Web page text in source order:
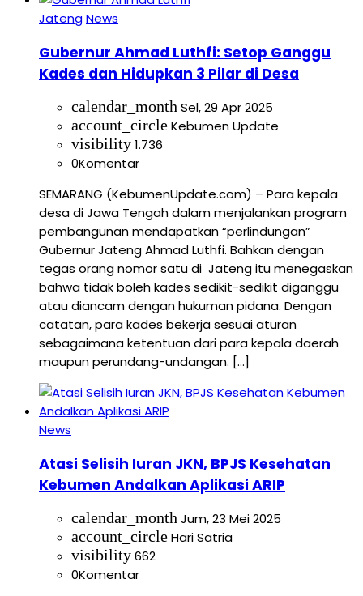
JatengNews
Gubernur Ahmad Luthfi: Setop Ganggu
Kades dan Hidupkan 3 Pilar di Desa
calendar_month Sel, 29 Apr 2025
account_circleKebumen Update
visibility1.736
0Komentar
SEMARANG (KebumenUpdate.com) – Para kepala
desa di Jawa Tengah dalam menjalankan program
pembangunan mendapatkan “perlindungan”
Gubernur Jateng Ahmad Luthfi. Bahkan dengan
tegas orang nomor satu di Jateng itu menegaskan
bahwa tidak boleh kades sedikit-sedikit diganggu
atau diancam dengan hukuman pidana. Dengan
catatan, para kades bekerja sesuai aturan
sebagaimana ketentuan dari para kepala daerah
maupun perundang-undangan. […]
News
Atasi Selisih Iuran JKN, BPJS Kesehatan
Kebumen Andalkan Aplikasi ARIP
calendar_monthJum, 23 Mei 2025
account_circleHari Satria
visibility662
0Komentar